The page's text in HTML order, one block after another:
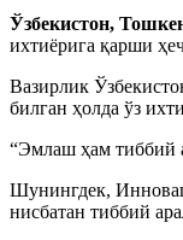
Ўзбекистон,
ихтиёрига қарши
Вазирлик
билган ҳолда ўз
“Эмлаш ҳам тиббий
Шунингдек,
нисбатан тиббий